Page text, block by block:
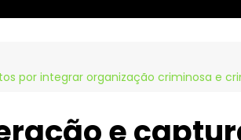
por integrar organização criminosa e